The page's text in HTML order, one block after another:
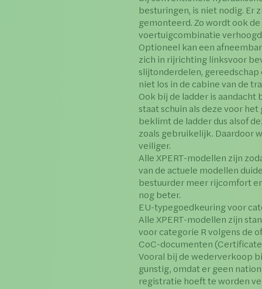
besturingen, is niet nodig.
gemonteerd. Zo wordt ook
voertuigcombinatie
Optioneel kan een
zich in rijrichting linksvoor
slijtonderdelen,
niet los in de cabine van de
Ook bij de ladder is
staat schuin als deze voor
beklimt de ladder dus alsof
zoals gebruikelijk. Daardoor
veiliger.
Alle XPERT-modellen zijn
van de actuele modellen
bestuurder meer rijcomfort
nog beter.
EU-typegoedkeuring voor
Alle XPERT-modellen zijn
voor categorie R volgens de
CoC-documenten
Vooral bij de wederverkoop
gunstig, omdat er geen
registratie hoeft te worden